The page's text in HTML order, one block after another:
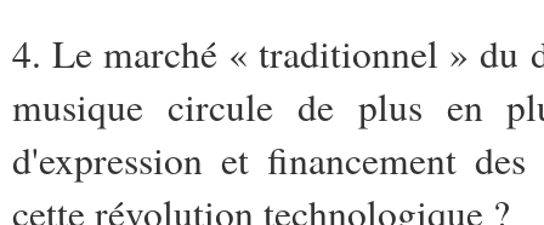
4. Le marché « traditionnel » du
musique circule de plus en
d'expression et financement
cette révolution technologique ?